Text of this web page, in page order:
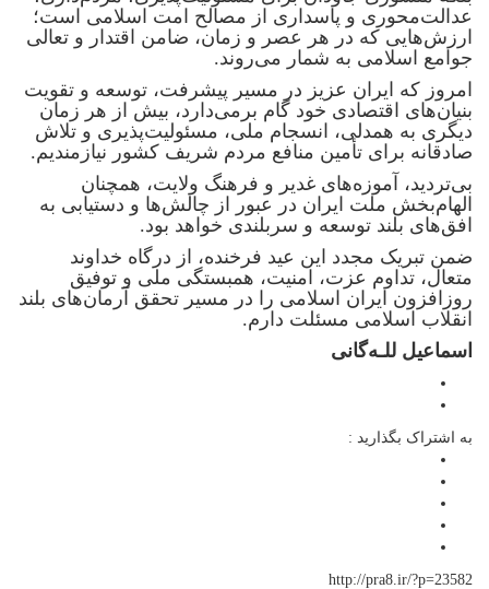
عدالت‌محوری و پاسداری از مصالح امت اسلامی است؛
ارزش‌هایی که در هر عصر و زمان، ضامن اقتدار و تعالی
جوامع اسلامی به شمار می‌روند.
امروز که ایران عزیز در مسیر پیشرفت، توسعه و تقویت
بنیان‌های اقتصادی خود گام برمی‌دارد، بیش از هر زمان
دیگری به همدلی، انسجام ملی، مسئولیت‌پذیری و تلاش
صادقانه برای تأمین منافع مردم شریف کشور نیازمندیم.
بی‌تردید، آموزه‌های غدیر و فرهنگ ولایت، همچنان
الهام‌بخش ملت ایران در عبور از چالش‌ها و دستیابی به
افق‌های بلند توسعه و سربلندی خواهد بود.
ضمن تبریک مجدد این عید فرخنده، از درگاه خداوند
متعال، تداوم عزت، امنیت، همبستگی ملی و توفیق
روزافزون ایران اسلامی را در مسیر تحقق آرمان‌های بلند
انقلاب اسلامی مسئلت دارم.
اسماعیل للـه‌گانی
به اشتراک بگذارید :
http://pra8.ir/?p=23582